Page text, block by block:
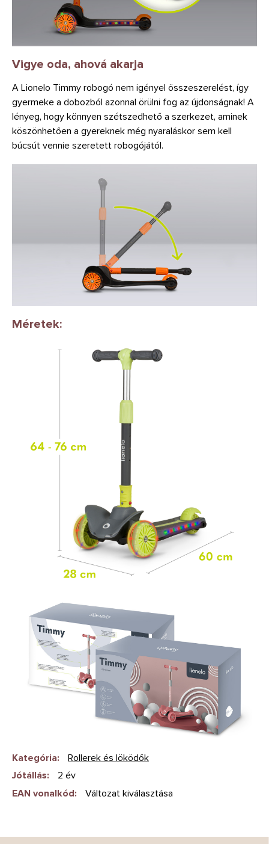
Vigye oda, ahová akarja
A Lionelo Timmy robogó nem igényel összeszerelést, így
gyermeke a dobozból azonnal örülni fog az újdonságnak! A
lényeg, hogy könnyen szétszedhető a szerkezet, aminek
köszönhetően a gyereknek még nyaraláskor sem kell
búcsút vennie szeretett robogójától.
Méretek:
Kategória:
Rollerek és löködők
Jótállás:
2 év
EAN vonalkód: Változat kiválasztása